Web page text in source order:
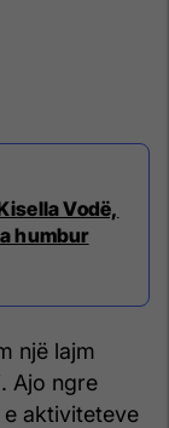
Vodë,
humbur
një lajm
Ajo ngre
e aktiviteteve